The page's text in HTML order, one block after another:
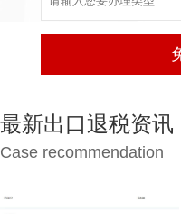
最新出口退税资讯
Case recommendation